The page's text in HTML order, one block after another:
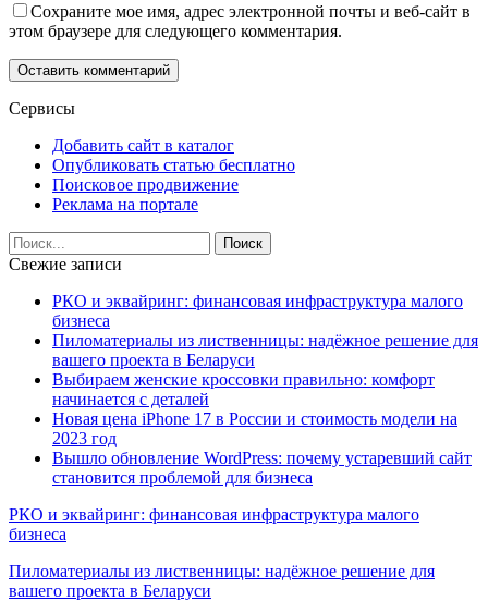
Сохраните мое имя, адрес электронной почты и веб-сайт в
этом браузере для следующего комментария.
Сервисы
Добавить сайт в каталог
Опубликовать статью бесплатно
Поисковое продвижение
Реклама на портале
Свежие записи
РКО и эквайринг: финансовая инфраструктура малого
бизнеса
Пиломатериалы из лиственницы: надёжное решение для
вашего проекта в Беларуси
Выбираем женские кроссовки правильно: комфорт
начинается с деталей
Новая цена iPhone 17 в России и стоимость модели на
2023 год
Вышло обновление WordPress: почему устаревший сайт
становится проблемой для бизнеса
РКО и эквайринг: финансовая инфраструктура малого
бизнеса
Пиломатериалы из лиственницы: надёжное решение для
вашего проекта в Беларуси